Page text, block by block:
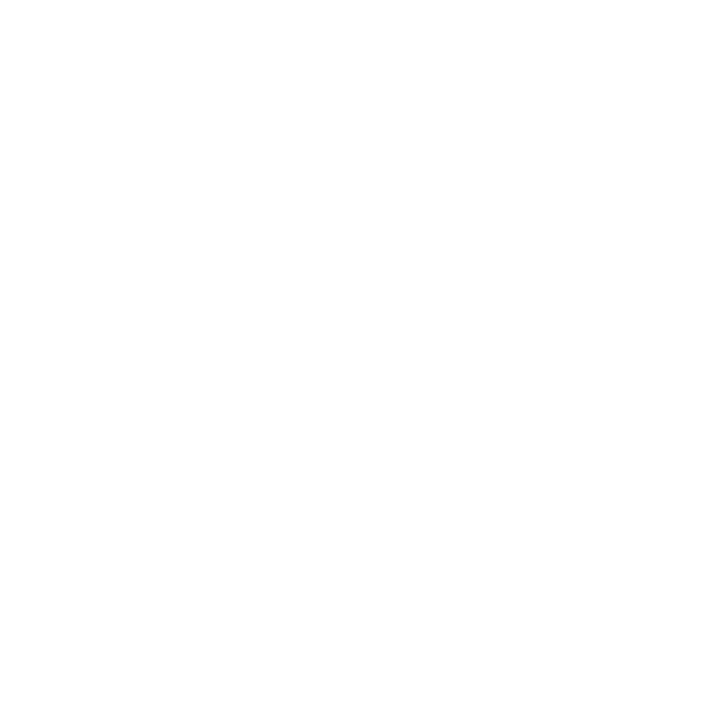
täglichen Tauchausfahrten im September 2022!
der kleinen und auch großen Schätze, die unser schönes Rotes Meer zu bieten hat. Außerdem erzählen sie über all das, was sie auf
auf unseren mehrtägigen Minisafaris halten sie euch stets auf dem Laufenden. Egal, ob Early Morning Dive oder
Abu Nuhas oder an der Thistlegorm stehen auf dem Programm. Ob im Norden oder Süden, ihr seid mit an Bord!
erscheinen täglich! 365 Tage im Jahr könnt ihr mit uns zusammen auf die Reise gehen und im
täglichen Tauchausfahrten!
als gewohnt, deshalb jedoch nicht weniger motiviert auf den Weg zu unserer Einsteigertour.
den Weg nach „Carlsons Corner“, wo unser ersten Tauchgang stattfinden sollte. Auf dem
Wasser sprang. Mit so einem tollen Start in den Tag kann es ja nur so weiter gehen. In
einen Drift machen, die anderen entschieden sich für einen stationären Tauchgang, darunter auch
Muränen, Teppich-Krokodilfisch und vielen weiteren Schwärme bewundert hatten.
gedeckt. Nach einem leckeren Mittagessen machten wir eine kleine Mittagspause. Wir
Wasser ab. Jedoch verging nicht allzu lange Zeit bis die Glocke wieder klingelte und das kann
machten wir und auf den Weg nach Ham Ham. Diesmal entschieden sich alle für einen
eine kleine Schildkröte unseren Weg, die wohl einen dringenden Termin im Blauwasser hatte.
sahen wir erneut einen Schatten näher kommen, ein Adlerrochen zog anmutig seine Bahnen.
hinter ihm. Wir bewunderten seine schöne Marmorierung. Die Strömung drückte uns aber
der Einzige seiner Art der uns heute begegnete. Wir ließen uns über das Plateau treiben und
Zuerst den Vater und später dann Mama mit Kind, die auf einem Ausflug unterwegs
waren alle drei wunderschön, als sie in einer Formatierung schwammen, die aussah, als hätten